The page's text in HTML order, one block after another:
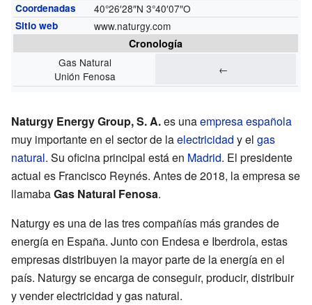
Coordenadas 40°26′28″N 3°40′07″O
Sitio web
www.naturgy.com
Cronología
Gas Natural
Unión Fenosa
←
Naturgy Energy Group, S. A.es unaempresaespañola
muy importante en el sector de laelectricidad y el gas
natural. Su oficina principal está en Madrid. El presidente
actual es Francisco Reynés. Antes de 2018, la empresa se
llamabaGas Natural Fenosa.
Naturgy es una de las tres compañías más grandes de
energía en España. Junto con Endesa e Iberdrola, estas
empresas distribuyen la mayor parte de la energía en el
país. Naturgy se encarga de conseguir, producir, distribuir
y vender electricidad y gas natural.